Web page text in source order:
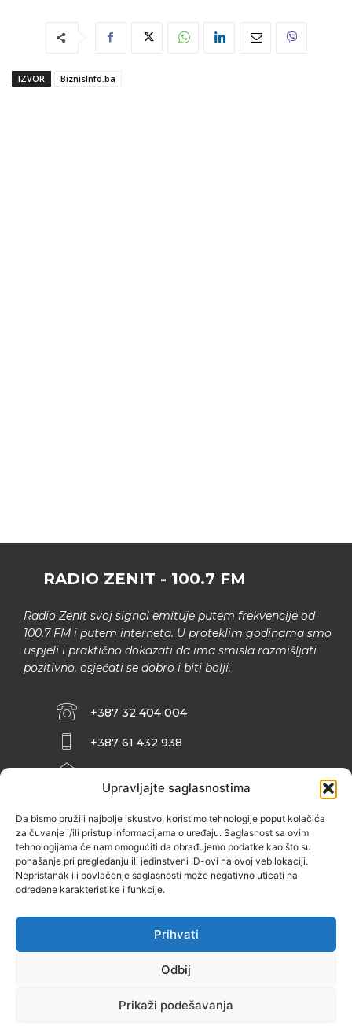
Upravljajte saglasnostima
Da bismo pružili najbolje iskustvo, koristimo tehnologije poput kolačića
za čuvanje i/ili pristup informacijama o uređaju. Saglasnost sa ovim
tehnologijama će nam omogućiti da obrađujemo podatke kao što su
ponašanje pri pregledanju ili jedinstveni ID-ovi na ovoj veb lokaciji.
Nepristanak ili povlačenje saglasnosti može negativno uticati na
određene karakteristike i funkcije.
Prihvati
Odbij
Prikaži podešavanja
IZVOR BiznisInfo.ba
RADIO ZENIT - 100.7 FM
Radio Zenit svoj signal emituje putem frekvencije od
100.7 FM i putem interneta. U proteklim godinama smo
uspjeli i praktično dokazati da ima smisla razmišljati
pozitivno, osjećati se dobro i biti bolji.
+387 32 404 004
+387 61 432 938
INFO@ZENIT.BA
ZENIČANKA, 3. SPRAT), 72000 ZENICA